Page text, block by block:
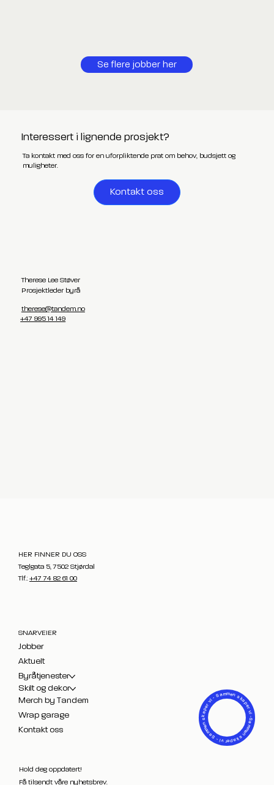
Interessert i lignende prosjekt?
Ta kontakt med oss for en uforpliktende prat om behov, budsjett og
muligheter.
Kontakt oss
Therese Lee Støver
Prosjektleder byrå
therese@tandem.no
+47 995 14 149
Se flere jobber her
HER FINNER DU OSS
Teglgata 5, 7502 Stjørdal
Tlf.:+47 74 82 61 00
SNARVEIER
Jobber
Aktuelt
Byråtjenester
Skilt og dekor
Merch by Tandem
Wrap garage
Kontakt oss
Sammen skaper vi - Sammen skaper vi
- Sammen skaper vi -
Hold deg oppdatert!
Få tilsendt våre nyhetsbrev.